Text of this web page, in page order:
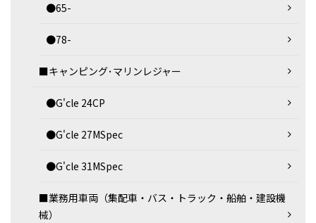
●65-
●78-
■キャンピング･マリンレジャー
●G'cle 24CP
●G'cle 27MSpec
●G'cle 31MSpec
■業務用車両（集配車・バス・トラック・船舶・建設機
械）